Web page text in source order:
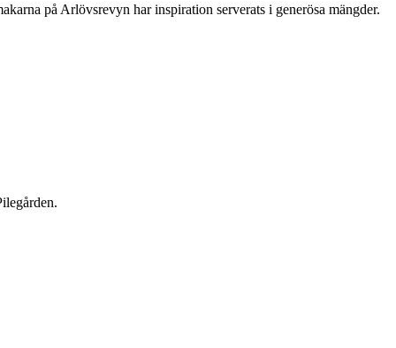
på Arlövsrevyn har inspiration serverats i generösa mängder.